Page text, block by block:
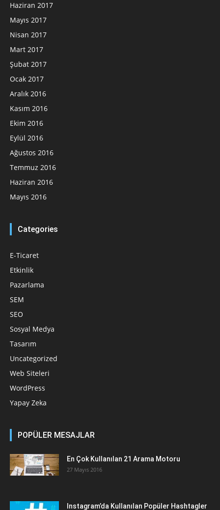
Haziran 2017
Mayıs 2017
Nisan 2017
Mart 2017
Şubat 2017
Ocak 2017
Aralık 2016
Kasım 2016
Ekim 2016
Eylül 2016
Ağustos 2016
Temmuz 2016
Haziran 2016
Mayıs 2016
Categories
E-Ticaret
Etkinlik
Pazarlama
SEM
SEO
Sosyal Medya
Tasarım
Uncategorized
Web Siteleri
WordPress
Yapay Zeka
POPÜLER MESAJLAR
En Çok Kullanılan 21 Arama Motoru
27 Mayıs 2016
Instagram’da Kullanılan Popüler Hashtagler